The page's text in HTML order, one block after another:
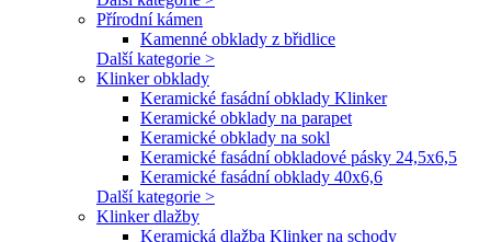
Přírodní kámen
Kamenné obklady z břidlice
Další kategorie >
Klinker obklady
Keramické fasádní obklady Klinker
Keramické obklady na parapet
Keramické obklady na sokl
Keramické fasádní obkladové pásky 24,5x6,5
Keramické fasádní obklady 40x6,6
Další kategorie >
Klinker dlažby
Keramická dlažba Klinker na schody